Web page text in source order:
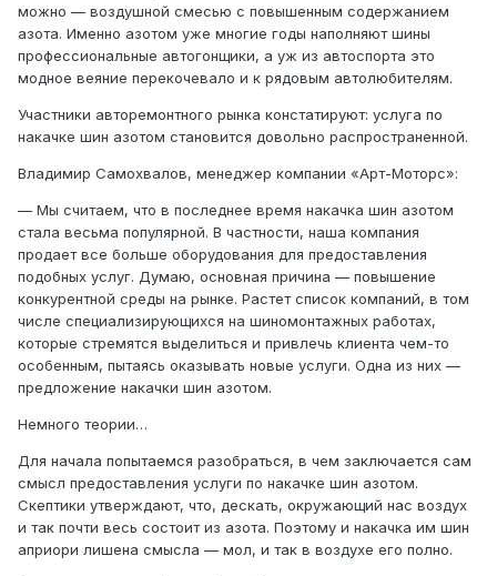
можно — воздушной смесью с повышенным содержанием
азота. Именно азотом уже многие годы наполняют шины
профессиональные автогонщики, а уж из автоспорта это
модное веяние перекочевало и к рядовым автолюбителям.
Участники авторемонтного рынка констатируют: услуга по
накачке шин азотом становится довольно распространенной.
Владимир Самохвалов, менеджер компании «Арт-Моторс»:
— Мы считаем, что в последнее время накачка шин азотом
стала весьма популярной. В частности, наша компания
продает все больше оборудования для предоставления
подобных услуг. Думаю, основная причина — повышение
конкурентной среды на рынке. Растет список компаний, в том
числе специализирующихся на шиномонтажных работах,
которые стремятся выделиться и привлечь клиента чем-то
особенным, пытаясь оказывать новые услуги. Одна из них —
предложение накачки шин азотом.
Немного теории…
Для начала попытаемся разобраться, в чем заключается сам
смысл предоставления услуги по накачке шин азотом.
Скептики утверждают, что, дескать, окружающий нас воздух
и так почти весь состоит из азота. Поэтому и накачка им шин
априори лишена смысла — мол, и так в воздухе его полно.